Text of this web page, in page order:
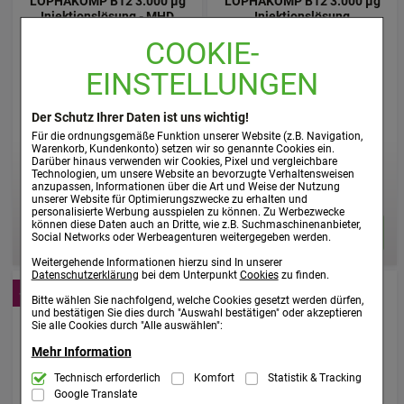
COOKIE-
EINSTELLUNGEN
Der Schutz Ihrer Daten ist uns wichtig!
Für die ordnungsgemäße Funktion unserer Website (z.B. Navigation,
Warenkorb, Kundenkonto) setzen wir so genannte Cookies ein.
Darüber hinaus verwenden wir Cookies, Pixel und vergleichbare
Technologien, um unsere Website an bevorzugte Verhaltensweisen
anzupassen, Informationen über die Art und Weise der Nutzung
unserer Website für Optimierungszwecke zu erhalten und
personalisierte Werbung ausspielen zu können. Zu Werbezwecke
können diese Daten auch an Dritte, wie z.B. Suchmaschinenanbieter,
Social Networks oder Werbeagenturen weitergegeben werden.
Weitergehende Informationen hierzu sind In unserer
Datenschutzerklärung bei dem Unterpunkt Cookieszu finden.
Bitte wählen Sie nachfolgend, welche Cookies gesetzt werden dürfen,
und bestätigen Sie dies durch "Auswahl bestätigen" oder akzeptieren
Sie alle Cookies durch "Alle auswählen":
Mehr Information
Technisch Notwendig:Hierbei handelt es sich um Cookies, die für
die Grundfunktionen unserer Website notwendig sind (z.B. Navigation,
Technisch erforderlich Komfort
Statistik & Tracking
Google Translate
Injektionslösung - MHD
Köhler Pharma GmbH
Injektionslösung
04777530
Nur:
74,31 €¹
AVP:119,86 €²
inkl. MwSt. ggf. zzgl. Versandkosten
371,55 €pro 1 l
Injektionslösung
Köhler Pharma GmbH
50X2
01293263
56,82 €¹
AVP:71,02 €²
inkl. MwSt. ggf. zzgl. Versandkosten
568,20 €pro 1 l
-20% -20%